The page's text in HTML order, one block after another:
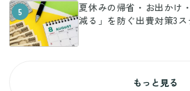
5
夏休みの帰省・お出かけ
減る」を防ぐ出費対策3
もっと見る